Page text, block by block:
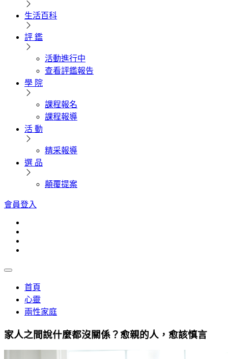
生活百科
評 鑑
活動進行中
查看評鑑報告
學 院
課程報名
課程報導
活 動
精采報導
選 品
顛覆提案
會員登入
首頁
心靈
兩性家庭
家人之間說什麼都沒關係？愈親的人，愈該慎言